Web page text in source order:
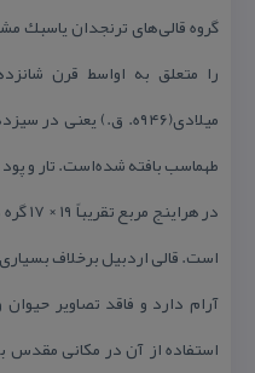
گروه قالی‌های ترنجدان یاسبك
میلادی(۹۴۶ه. ق.) یعنی
طهماسب بافته شده‌است. تار و
در
است. قالی اردبیل برخلاف
آرام دارد و فاقد تصاویر
استفاده از آن در مكانی مقدس